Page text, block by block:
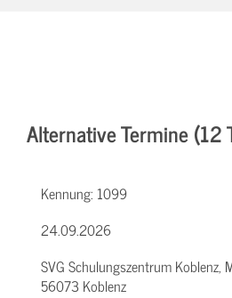
Alternative Termine (12
Kennung: 1099
24.09.2026
SVG Schulungszentrum Koblenz,
56073 Koblenz